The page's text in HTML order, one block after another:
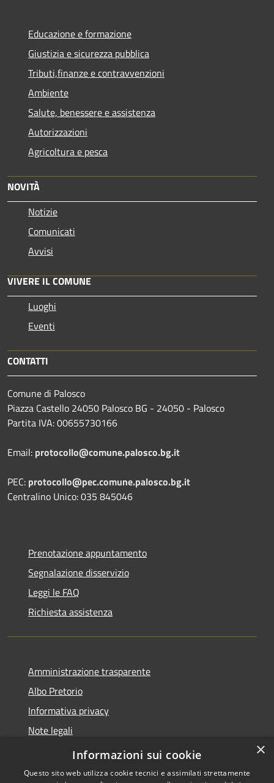
Educazione e formazione
Giustizia e sicurezza pubblica
Tributi,finanze e contravvenzioni
Ambiente
Salute, benessere e assistenza
Autorizzazioni
Agricoltura e pesca
NOVITÀ
Notizie
Comunicati
Avvisi
VIVERE IL COMUNE
Luoghi
Eventi
CONTATTI
Comune di Palosco
Piazza Castello 24050 Palosco BG - 24050 - Palosco
Partita IVA: 00655730166
Email: protocollo@comune.palosco.bg.it
PEC: protocollo@pec.comune.palosco.bg.it
Centralino Unico: 035 845046
Prenotazione appuntamento
Segnalazione disservizio
Leggi le FAQ
Richiesta assistenza
Amministrazione trasparente
Albo Pretorio
Informativa privacy
Note legali
Dichiarazione di accessibilità
×
Informazioni sui cookie
Questo sito web utilizza cookie tecnici e assimilati strettamente